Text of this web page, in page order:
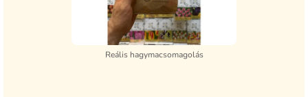
Reális hagymacsomagolás